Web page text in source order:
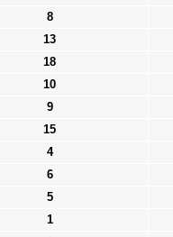
8
13
18
10
9
15
4
6
5
1